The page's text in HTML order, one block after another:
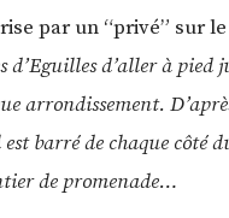
par un “privé” sur
d’aller à pied
arrondissement.
barré de chaque côté
de promenade…